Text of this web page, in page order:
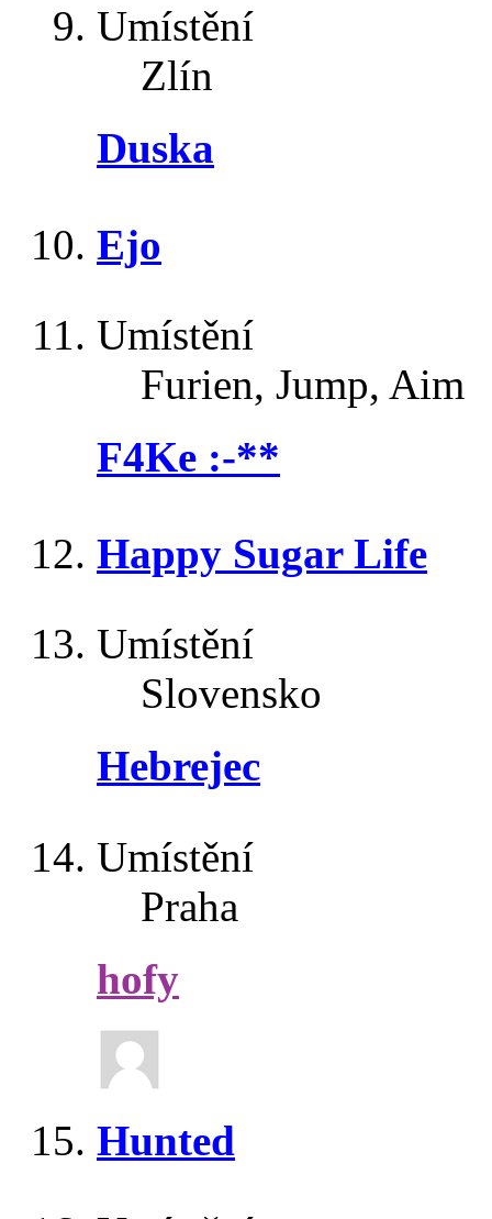
Umístění
Zlín
Duska
Ejo
Umístění
Furien, Jump, Aim
F4Ke :-**
Happy Sugar Life
Umístění
Slovensko
Hebrejec
Umístění
Praha
hofy
Hunted